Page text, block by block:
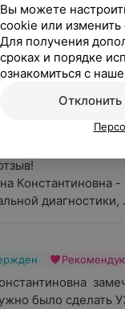
впервые
сервис,
Энгельса, 34А/2
спасибо, что
Константиновна -
диагностики,
было сделать
Вы можете
cookie или изменить
Для получения
сроках и порядке
ознакомиться с
Отклонить